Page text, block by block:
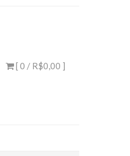
[ 0 / R$0,00 ]